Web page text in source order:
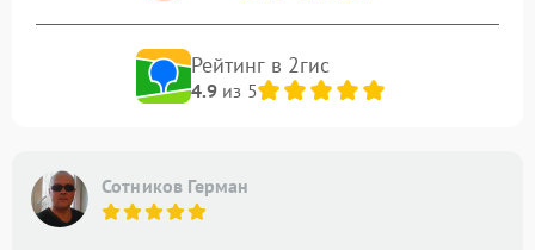
Рейтинг в 2гис
4.9из 5
Сотников Герман